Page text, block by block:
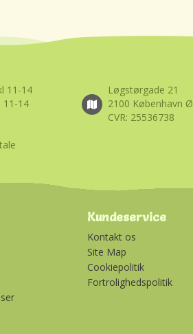
11-14
11-14
Løgstørgade 21
2100 København Ø
CVR: 25536738
Kundeservice
Kontakt os
Site Map
Cookiepolitik
Fortrolighedspolitik